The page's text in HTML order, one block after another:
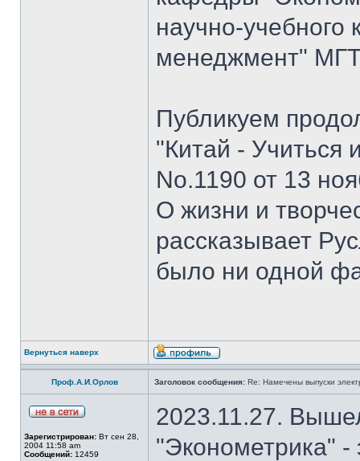
научно-
менеджмент"
Публикуем
"Китай - Учиться
No.1190 от 13
О жизни и
рассказывает
было ни одной
Вернуться наверх
Проф.А.И.Орлов Заголовок сообщения: Re: Намечены выпуски
Зарегистрирован: Вт сен 28,
2004 11:58 am
Сообщений: 12459
2023.11.27.
"Эконометрика" -